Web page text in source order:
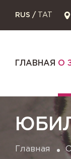
RUS / TAT
ГЛАВНАЯ О
Главная